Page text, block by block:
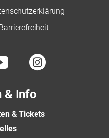
& Info
& Tickets